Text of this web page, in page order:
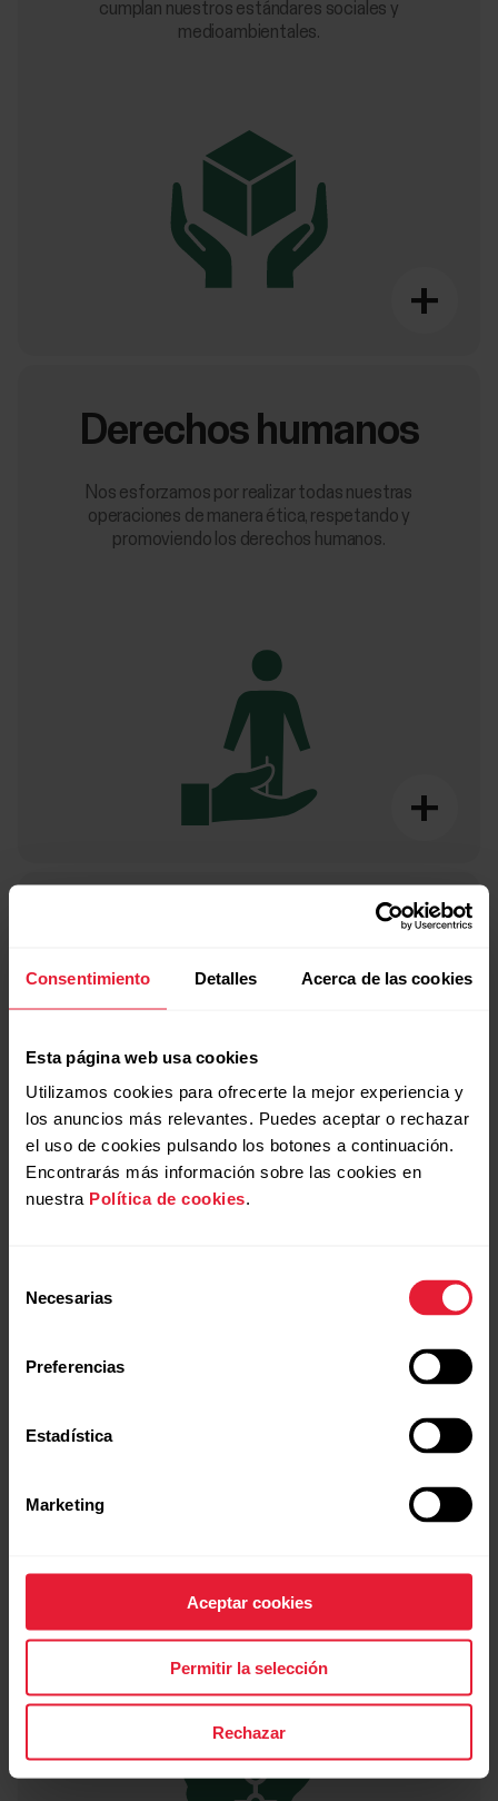
Consentimiento Detalles Acerca de las cookies
Esta página web usa cookies
Utilizamos cookies para ofrecerte la mejor experiencia y
los anuncios más relevantes. Puedes aceptar o rechazar
el uso de cookies pulsando los botones a continuación.
Encontrarás más información sobre las cookies en
nuestra Política de cookies.
Necesarias
Preferencias
Estadística
Marketing
Aceptar cookies
Permitir la selección
Rechazar
+
cumplan nuestros estándares sociales y
medioambientales.
+
Derechos humanos
Nos esforzamos por realizar todas nuestras
operaciones de manera ética, respetando y
promoviendo los derechos humanos.
+
Un espacio de trabajo
para todos
Nuestras prioridades incluyen la promoción de la
diversidad, equidad y la inclusión de todas las personas.